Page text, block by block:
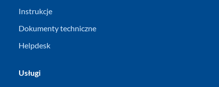
Instrukcje
Dokumenty techniczne
Helpdesk
Usługi